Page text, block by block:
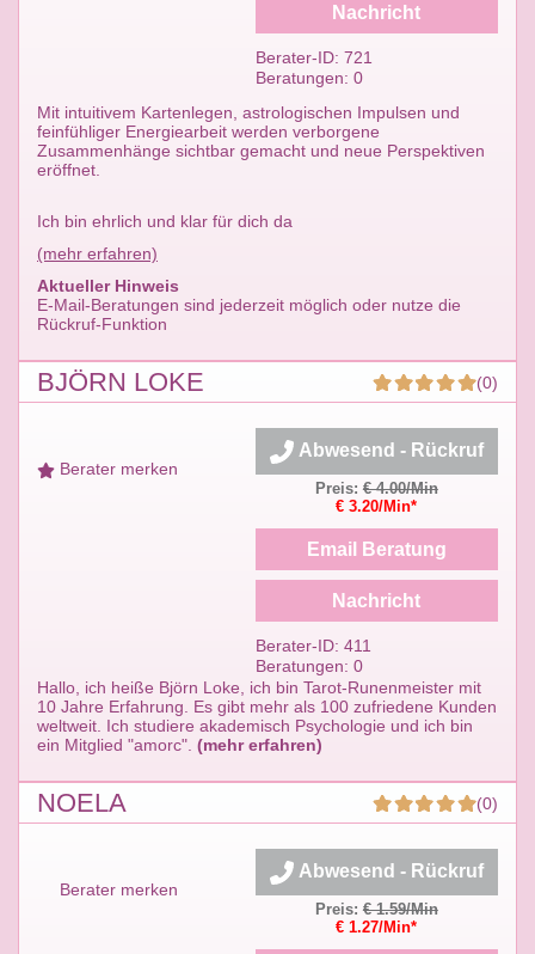
Mit intuitivem Kartenlegen, astrologischen Impulsen und
feinfühliger Energiearbeit werden verborgene
Zusammenhänge sichtbar gemacht und neue Perspektiven
eröffnet.
Ich bin ehrlich und klar für dich da
(mehr erfahren)
Aktueller Hinweis
E-Mail-Beratungen sind jederzeit möglich oder nutze die
Rückruf-Funktion
Nachricht
Berater-ID: 721
Beratungen: 0
BJÖRN LOKE (0)
Berater merken
Hallo, ich heiße Björn Loke, ich bin Tarot-Runenmeister mit
10 Jahre Erfahrung. Es gibt mehr als 100 zufriedene Kunden
weltweit. Ich studiere akademisch Psychologie und ich bin
ein Mitglied "amorc". (mehr erfahren)
Abwesend - Rückruf
Preis:€ 4.00/Min
€ 3.20/Min*
Email Beratung
Nachricht
Berater-ID: 411
Beratungen: 0
NOELA (0)
Berater merken
Abwesend - Rückruf
Preis:€ 1.59/Min
€ 1.27/Min*